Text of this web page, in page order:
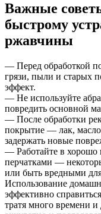
Важные
быстрому
ржавчины
— Перед обработкой
грязи, пыли и старых
эффект.
— Не используйте
повредить основной
— После обработки
покрытие — лак, масло
задержать новые
— Работайте в хорошо
перчатками —
или быть вредными
Использование
эффективно
тратя много времени и